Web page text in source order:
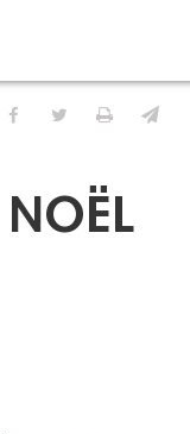
Partager sur
Partager